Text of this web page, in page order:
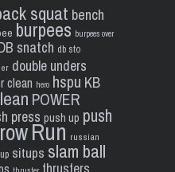
squat bench
burpees burpees over
snatch db sto
double unders
clean hero hspu KB
POWER
press push up push
rowRun russian
situps slam ball